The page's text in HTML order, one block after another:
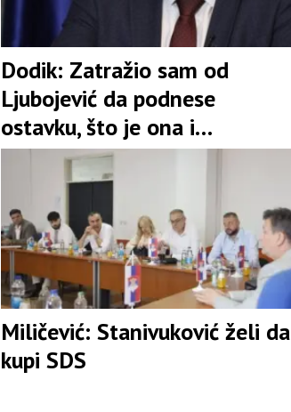
Dodik: Zatražio sam od
Ljubojević da podnese
ostavku, što je ona i
prihvatila
Miličević: Stanivuković želi da
kupi SDS